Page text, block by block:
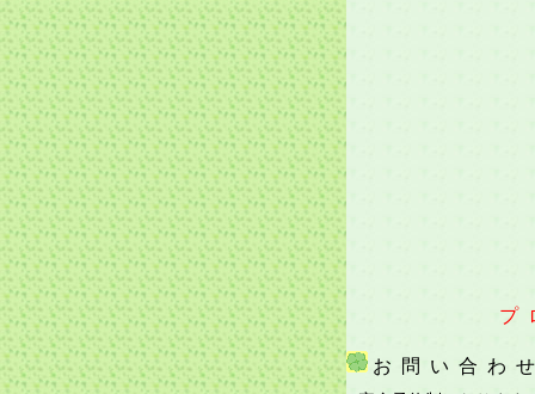
プ
お問い合わ